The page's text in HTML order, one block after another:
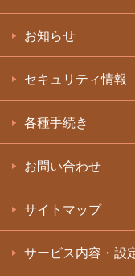
お知らせ
セキュリティ情報
各種手続き
お問い合わせ
サイトマップ
サービス内容・設